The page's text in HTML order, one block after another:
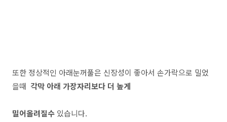
또한 정상적인 아래눈꺼풀은 신장성이 좋아서 손가락으로 밀었
을때 각막 아래 가장자리보다 더 높게
밀어올려질수 있습니다.